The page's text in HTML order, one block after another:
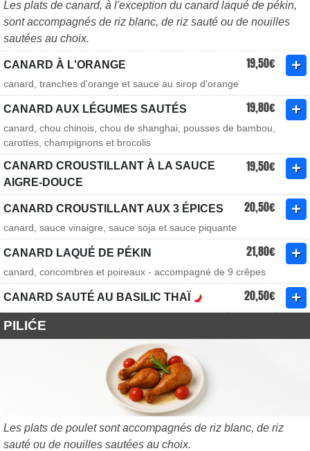
Les plats de canard, à l'exception du canard laqué de pékin,
sont accompagnés de riz blanc, de riz sauté ou de nouilles
sautées au choix.
CANARD À L'ORANGE 19,50€
canard, tranches d'orange et sauce au sirop d'orange
CANARD AUX LÉGUMES SAUTÉS 19,80€
canard, chou chinois, chou de shanghai, pousses de bambou,
carottes, champignons et brocolis
CANARD CROUSTILLANT À LA SAUCE
AIGRE-DOUCE
19,50€
CANARD CROUSTILLANT AUX 3 ÉPICES 20,50€
canard, sauce vinaigre, sauce soja et sauce piquante
CANARD LAQUÉ DE PÉKIN 21,80€
canard, concombres et poireaux - accompagné de 9 crêpes
CANARD SAUTÉ AU BASILIC THAÏ 20,50€
PILIĆE
Les plats de poulet sont accompagnés de riz blanc, de riz
sauté ou de nouilles sautées au choix.